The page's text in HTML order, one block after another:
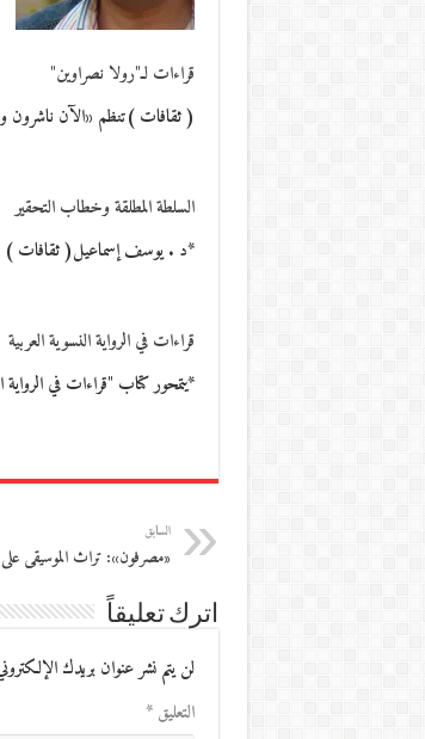
قراءات لـ"رولا نصراوين"
( ثقافات )تنظم «الآن ناشرون
السلطة المطلقة وخطاب التحقير
*د . يوسف إسماعيل( ثقافات )
قراءات في الرواية النسوية العربية
*يتمحور كتاب "قراءات في الرواية
السابق
«مصرفون»: تراث الموسيقى على
اترك تعليقاً
لن يتم نشر عنوان بريدك
التعليق*